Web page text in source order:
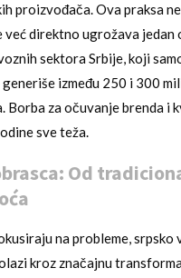
proizvođača. Ova praksa
već direktno ugrožava jedan
sektora Srbije, koji
između 250 i 300
Borba za očuvanje brenda i
sve teža.
Od
na probleme, srpsko
kroz značajnu